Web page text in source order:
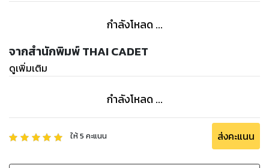
กำลังโหลด ...
จากสำนักพิมพ์ THAI CADET
ดูเพิ่มเติม
กำลังโหลด ...
ให้5 คะแนน ส่งคะแนน